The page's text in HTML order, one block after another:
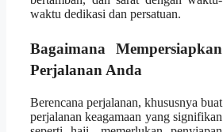
waktu dedikasi dan persatuan.
Bagaimana Mempersiapkan
Perjalanan Anda
Berencana perjalanan, khususnya buat
perjalanan keagamaan yang signifikan